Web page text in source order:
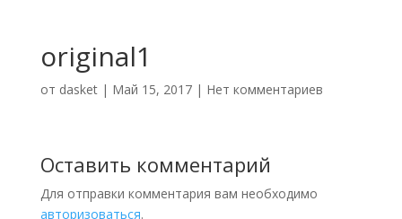
original1
от dasket| Май 15, 2017| Нет комментариев
Оставить комментарий
Для отправки комментария вам необходимо
авторизоваться.